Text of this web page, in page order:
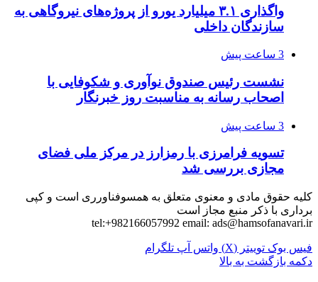
واگذاری ۳.۱ میلیارد یورو از پروژه‌های نیروگاهی به
سازندگان داخلی
3 ساعت پیش
نشست رئیس صندوق نوآوری و شکوفایی با
اصحاب رسانه به مناسبت روز خبرنگار
3 ساعت پیش
تسویه فرامرزی با رمزارز در مرکز ملی فضای
مجازی بررسی شد
کلیه حقوق مادی و معنوی متعلق به همسوفناورری است و کپی
برداری با ذکر منبع مجاز است
tel:+982166057992 email: ads@hamsofanavari.ir
فیس بوک توییتر (X) واتس آپ تلگرام
دکمه بازگشت به بالا